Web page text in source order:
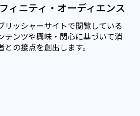
ィニティ・オーディエンス
リッシャーサイトで閲覧している
テンツや興味・関心に基づいて消
との接点を創出します。